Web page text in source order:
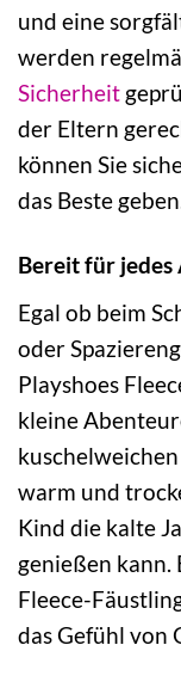
und eine
werden
Sicherheit
der Eltern
können Sie
das Beste geben.
Bereit für jedes
Egal ob beim
oder
Playshoes
kleine
warm und
Kind die kalte
genießen kann.
Fleece-
das Gefühl von